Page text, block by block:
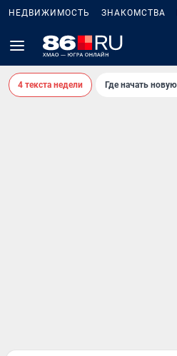
НЕДВИЖИМОСТЬ ЗНАКОМСТВА
4 текста недели Где начать